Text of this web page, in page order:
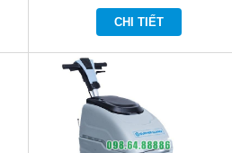
CHI TIẾT